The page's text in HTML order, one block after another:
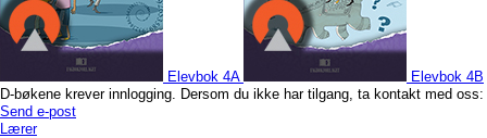
Elevbok 4A
Elevbok 4B
D-bøkene krever innlogging. Dersom du ikke har tilgang, ta kontakt med oss:
Send e-post
Lærer